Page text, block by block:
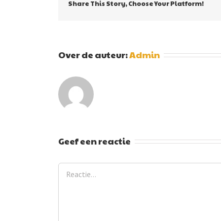
Share This Story, Choose Your Platform!
Over de auteur:Admin
Geef een reactie
Reactie